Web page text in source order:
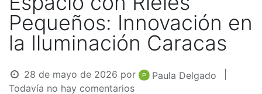
Pequeños: Innovación en
la Iluminación Caracas
28 de mayo de 2026 por Paula Delgado
Todavía no hay comentarios